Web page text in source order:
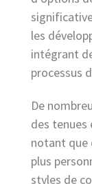
les
intégrant
processus
De
des tenues
notant que
plus
styles de